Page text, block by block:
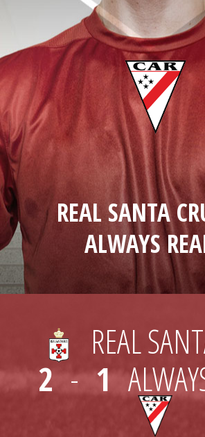
REAL SANTA
ALWAYS
REAL
2 - 1